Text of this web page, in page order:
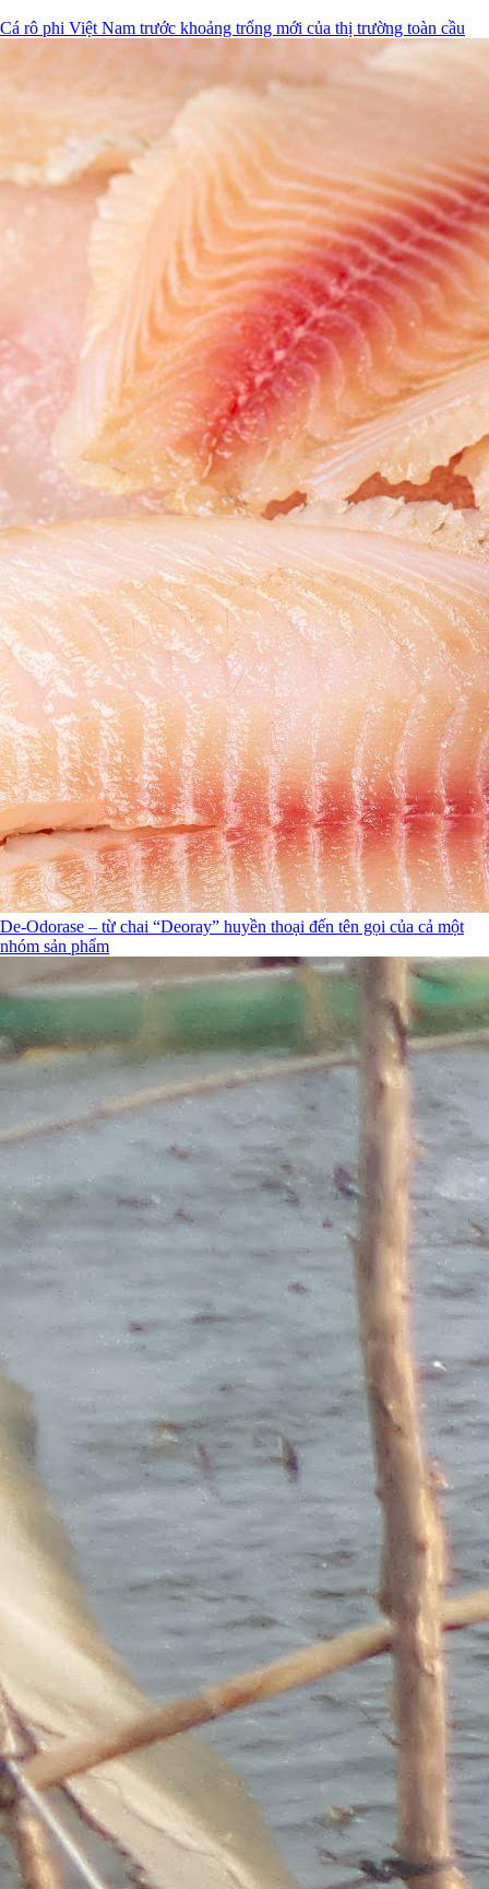
Cá rô phi Việt Nam trước khoảng trống mới của thị trường toàn cầu
De-Odorase – từ chai “Deoray” huyền thoại đến tên gọi của cả một
nhóm sản phẩm